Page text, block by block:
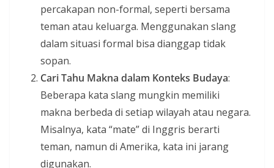
percakapan non-formal, seperti bersama
teman atau keluarga. Menggunakan slang
dalam situasi formal bisa dianggap tidak
sopan.
Cari Tahu Makna dalam Konteks Budaya:
Beberapa kata slang mungkin memiliki
makna berbeda di setiap wilayah atau negara.
Misalnya, kata “mate” di Inggris berarti
teman, namun di Amerika, kata ini jarang
digunakan.